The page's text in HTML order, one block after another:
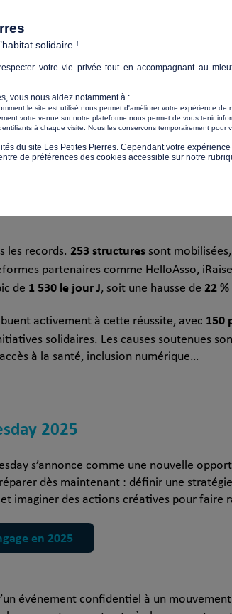
en
230
sur les réseaux
,1 000
visiteurssur le
Instagram,
les
les records. 253 structures sont
partenaires comme HelloAsso,
de 1 530 le jour J, soit une hausse de 22 %
activement à cette réussite, avec 150
solidaires. Les causes soutenues
à la santé, inclusion numérique…
2025
s’annonce comme une nouvelle
dès maintenant : définir une
imaginer des actions créatives pour faire
en 2025
événement confidentiel à un
solidaire !
votre vie privée tout en accompagnant au
vous nous aidez notamment à :
le site est utilisé nous permet d'améliorer votre expérience de
votre venue sur notre plateforme nous permet de vous tenir
à chaque visite. Nous les conservons temporairement pour
du site Les Petites Pierres. Cependant votre
de préférences des cookies accessible sur notre